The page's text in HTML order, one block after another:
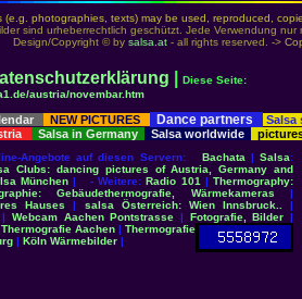
(e.g. photographies, texts) may be used, reproduced,
sind urheberrechtlich geschützt. Jede Verwendung
Design/Copyright © by salsa.at - all rights reserved. ->
Diese Seite:
austria/novembar.htm
NEW PICTURES Dance partners
Salsa
Salsa in Germany Salsa worldwide
Angebote auf diesen Servern: Bachata |Salsa:
Clubs: dancing pictures of Austria, Germany and
München | - Weitere:Radio 101 |Thermography:
Gebäudethermografie, Wärmekameras |
Hauses
| salsa Österreich: Wien Innsbruck..
|
|Webcam Aachen Pontstrasse | Fotografie, Bilder |
Thermografie Aachen | Thermografie
| Köln Wärmebilder |